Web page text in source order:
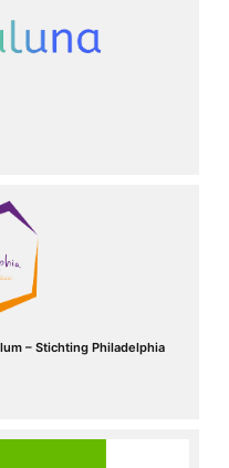
– Stichting Philadelphia